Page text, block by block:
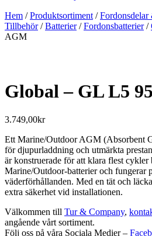
Hem /Produktsortiment /Fordonsdelar
Tillbehör/Batterier/Fordonsbatterier/
AGM
Global – GL L5
3.749,00kr
Ett Marine/Outdoor AGM (Absorbent
för djupurladdning och utmärkta
är konstruerade för att klara flest cykler
Marine/Outdoor-batterier och fungerar
väderförhållanden. Med en tät och
extra säkerhet vid installationen.
Välkommen till Tur & Company,
angående vårt sortiment.
Följ oss på våra Sociala Medier –